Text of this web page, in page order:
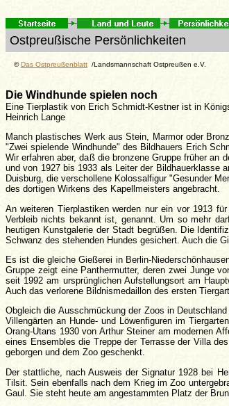
Ostpreußische Persönlichkeiten
©Das Ostpreußenblatt /Landsmannschaft Ostpreußen e.V.
Die Windhunde spielen noch
Eine Tierplastik von Erich Schmidt-Kestner ist in
Heinrich Lange
Manch plastisches Werk aus Stein, Marmor oder
"Zwei spielende Windhunde" des Bildhauers Erich
Wir erfahren aber, daß die bronzene Gruppe früher an
und von 1927 bis 1933 als Leiter der Bildhauerklasse
Duisburg, die verschollene Kolossalfigur "Gesunder
des dortigen Wirkens des Kapellmeisters angebracht.
An weiteren Tierplastiken werden nur ein vor 1913
Verbleib nichts bekannt ist, genannt. Um so mehr
heutigen Kunstgalerie der Stadt begrüßen. Die
Schwanz des stehenden Hundes gesichert. Auch die
Es ist die gleiche Gießerei in Berlin-
Gruppe zeigt eine Panthermutter, deren zwei Junge
seit 1992 am ursprünglichen Aufstellungsort am
Auch das verlorene Bildnismedaillon des ersten
Obgleich die Ausschmückung der Zoos in
Villengärten an Hunde- und Löwenfiguren im
Orang-Utans 1930 von Arthur Steiner am modernen
eines Ensembles die Treppe der Terrasse der Villa
geborgen und dem Zoo geschenkt.
Der stattliche, nach Ausweis der Signatur 1928 bei
Tilsit. Sein ebenfalls nach dem Krieg im Zoo
Gaul. Sie steht heute am angestammten Platz der